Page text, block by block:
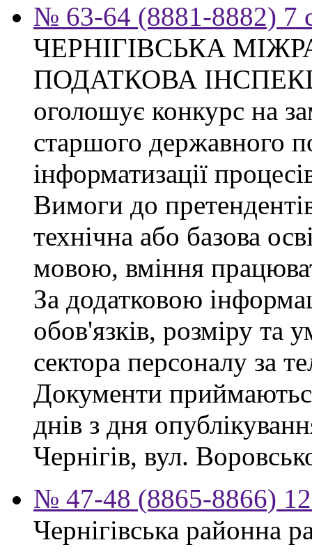
№ 63-64 (8881-8882) 7
ЧЕРНІГІВСЬКА
ПОДАТКОВА
оголошує конкурс на
старшого державного
інформатизації
Вимоги до
технічна або базова
мовою, вміння
За додатковою
обов'язків, розміру та
сектора персоналу за
Документи
днів з дня
Чернігів, вул.
№ 47-48 (8865-8866)
Чернігівська районна